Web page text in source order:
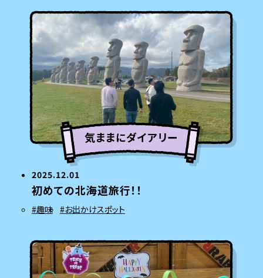
気ままにダイアリー
2025.12.01
初めての北海道旅行！！
#趣味 #お出かけスポット